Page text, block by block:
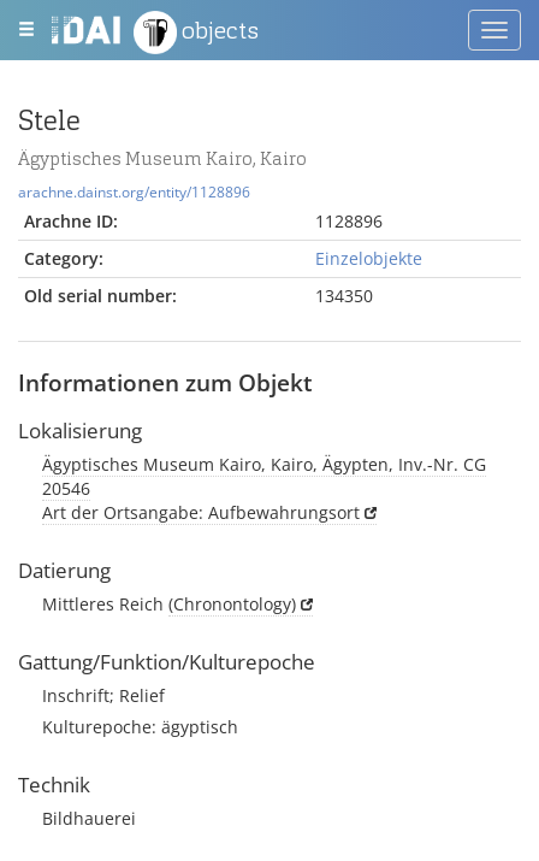
objects
Stele
Ägyptisches Museum Kairo, Kairo
arachne.dainst.org/entity/1128896
Arachne ID:
1128896
Category:
Einzelobjekte
Old serial number:
134350
Informationen zum Objekt
Lokalisierung
Ägyptisches Museum Kairo, Kairo, Ägypten, Inv.-Nr. CG
20546
Art der Ortsangabe: Aufbewahrungsort
Datierung
Mittleres Reich (Chronontology)
Gattung/Funktion/Kulturepoche
Inschrift; Relief
Kulturepoche: ägyptisch
Technik
Bildhauerei